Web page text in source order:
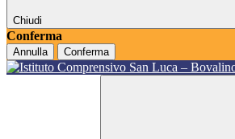
Chiudi
Conferma
Annulla Conferma